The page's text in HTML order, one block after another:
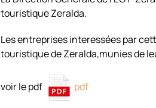
touristique Zeralda.
Les entreprises interessées par
touristique de Zeralda,munies de
voir le pdf pdf